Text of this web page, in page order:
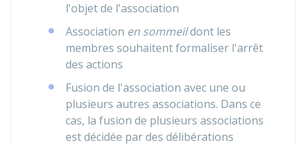
l'objet de l'association
Association en sommeildont les
membres souhaitent formaliser l'arrêt
des actions
Fusion de l'association avec une ou
plusieurs autres associations. Dans ce
cas, la fusion de plusieurs associations
est décidée par des délibérations